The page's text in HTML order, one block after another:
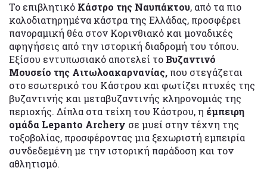
Το επιβλητικό Κάστρο της Ναυπάκτου, από τα πιο
καλοδιατηρημένα κάστρα της Ελλάδας, προσφέρει
πανοραμική θέα στον Κορινθιακό και μοναδικές
αφηγήσεις από την ιστορική διαδρομή του τόπου.
Εξίσου εντυπωσιακό αποτελεί το Βυζαντινό
Μουσείο της Αιτωλοακαρνανίας, που στεγάζεται
στο εσωτερικό του Κάστρου και φωτίζει πτυχές της
βυζαντινής και μεταβυζαντινής κληρονομιάς της
περιοχής. Δίπλα στα τείχη του Κάστρου, η έμπειρη
ομάδα Lepanto Archery σε μυεί στην τέχνη της
τοξοβολίας, προσφέροντας μια ξεχωριστή εμπειρία
συνδεδεμένη με την ιστορική παράδοση και τον
αθλητισμό.